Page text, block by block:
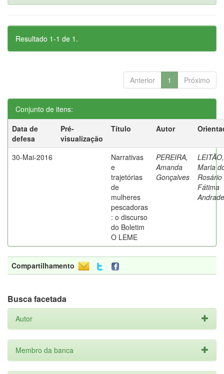
Resultado 1-1 de 1.
Anterior 1 Próximo
Conjunto de itens:
Data de
defesa
Pré-
visualização
Título Autor
30-Mai-2016
Narrativas
e
trajetórias
de
mulheres
pescadoras
: o discurso
do Boletim
O LEME
PEREIRA,
Amanda
Gonçalves
LEITÃO,
Maria
Rosário
Fátima
Andrade
Compartilhamento
Busca facetada
Autor
Membro da banca